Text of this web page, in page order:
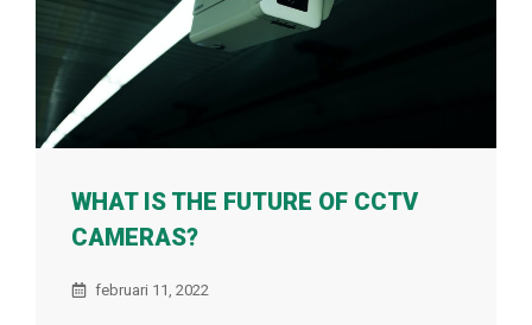
WHAT IS THE FUTURE OF CCTV
CAMERAS?
februari 11, 2022